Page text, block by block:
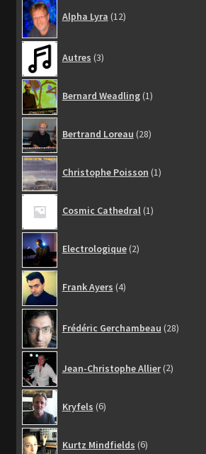
Alpha Lyra 12produits
Autres 3produits
Bernard Weadling 1produit
Bertrand Loreau 28produits
Christophe Poisson 1produit
Cosmic Cathedral 1produit
Electrologique 2produits
Frank Ayers 4produits
Frédéric Gerchambeau 28produits
Jean-Christophe Allier 2produits
Kryfels 6produits
Kurtz Mindfields 6produits